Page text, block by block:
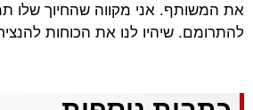
את המשותף. אני מקווה שהחיוך שלו
להתרומם. שיהיו לנו את הכוחות